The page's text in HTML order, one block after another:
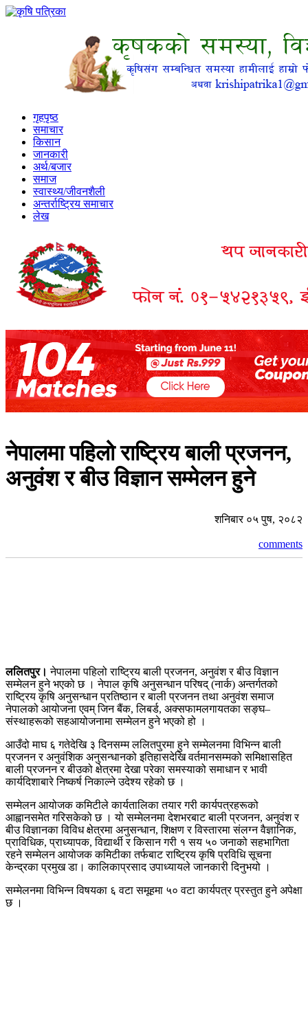
गृहपृष्ठ
समाचार
किसान
जानकारी
अर्थ/बजार
समाज
स्वास्थ्य/जीवनशैली
अन्तर्राष्ट्रिय समाचार
लेख
नेपालमा पहिलो राष्ट्रिय बाली प्रजनन,
अनुवंश र बीउ विज्ञान सम्मेलन हुने
शनिबार ०५ पुष, २०८२
comments
ललितपुर। नेपालमा पहिलो राष्ट्रिय बाली प्रजनन, अनुवंश र बीउ विज्ञान
सम्मेलन हुने भएको छ । नेपाल कृषि अनुसन्धान परिषद् (नार्क) अन्तर्गतको
राष्ट्रिय कृषि अनुसन्धान प्रतिष्ठान र बाली प्रजनन तथा अनुवंश समाज
नेपालको आयोजना एवम् जिन बैंक, लिबर्ड, अक्सफामलगायतका सङ्घ–
संस्थाहरूको सहआयोजनामा सम्मेलन हुने भएको हो ।
आउँदो माघ ६ गतेदेखि ३ दिनसम्म ललितपुरमा हुने सम्मेलनमा विभिन्न बाली
प्रजनन र अनुवंशिक अनुसन्धानको इतिहासदेखि वर्तमानसम्मको समिक्षासहित
बाली प्रजनन र बीउको क्षेत्रमा देखा परेका समस्याको समाधान र भावी
कार्यदिशाबारे निष्कर्ष निकाल्ने उदेश्य रहेको छ ।
सम्मेलन आयोजक कमिटीले कार्यतालिका तयार गरी कार्यपत्रहरूको
आह्वानसमेत गरिसकेको छ । यो सम्मेलनमा देशभरबाट बाली प्रजनन, अनुवंश र
बीउ विज्ञानका विविध क्षेत्रमा अनुसन्धान, शिक्षण र विस्तारमा संलग्न वैज्ञानिक,
प्राविधिक, प्राध्यापक, विद्यार्थी र किसान गरी १ सय ५० जनाको सहभागिता
रहने सम्मेलन आयोजक कमिटीका तर्फबाट राष्ट्रिय कृषि प्रविधि सूचना
केन्द्रका प्रमुख डा। कालिकाप्रसाद उपाध्यायले जानकारी दिनुभयो ।
सम्मेलनमा विभिन्न विषयका ६ वटा समूहमा ५० वटा कार्यपत्र प्रस्तुत हुने अपेक्षा
छ ।